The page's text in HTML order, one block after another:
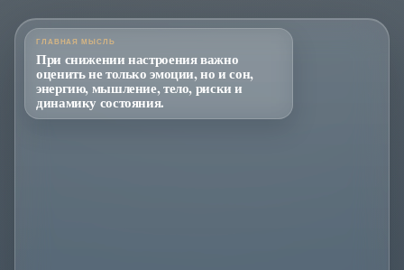
ГЛАВНАЯ МЫСЛЬ
При снижении настроения важно
оценить не только эмоции, но и сон,
энергию, мышление, тело, риски и
динамику состояния.